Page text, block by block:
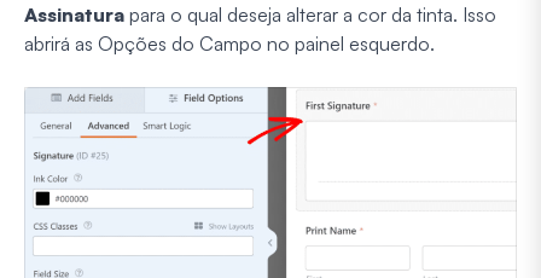
Assinatura para o qual deseja alterar a cor da tinta. Isso
abrirá as Opções do Campo no painel esquerdo.